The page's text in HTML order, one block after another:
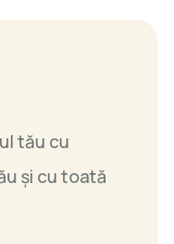
tău cu
şi cu toată